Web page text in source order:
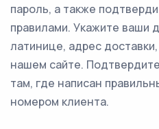
пароль, а также
правилами. Укажите ваши
латинице, адрес
нашем сайте.
там, где написан
номером клиента.